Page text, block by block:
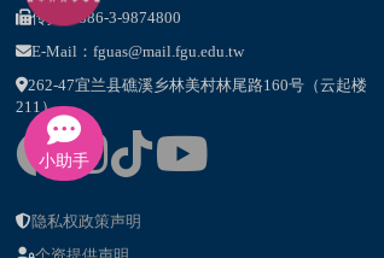
传真：886-3-9874800
E-Mail：fguas@mail.fgu.edu.tw
262-47宜兰县礁溪乡林美村林尾路160号（云起楼
211）
隐私权政策声明
小助手